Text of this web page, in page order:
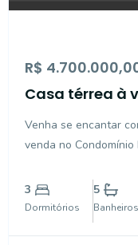
R$
Casa térrea à
Venha se encantar
venda no
Paulínia. Com uma
área total de
3
Dormitórios
5
Banheiros